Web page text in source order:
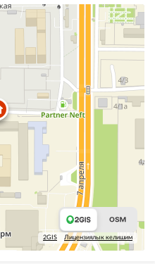
2GIS Лицензиялык келишим